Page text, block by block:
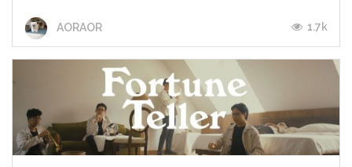
AORAOR 1.7k